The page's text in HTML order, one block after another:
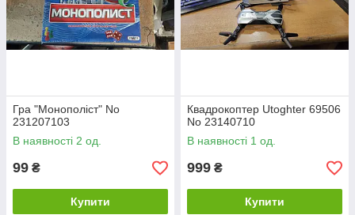
Гра "Монополіст" No
231207103
В наявності 2 од.
99 ₴
Купити
Квадрокоптер Utoghter 69506
No 23140710
В наявності 1 од.
999 ₴
Купити